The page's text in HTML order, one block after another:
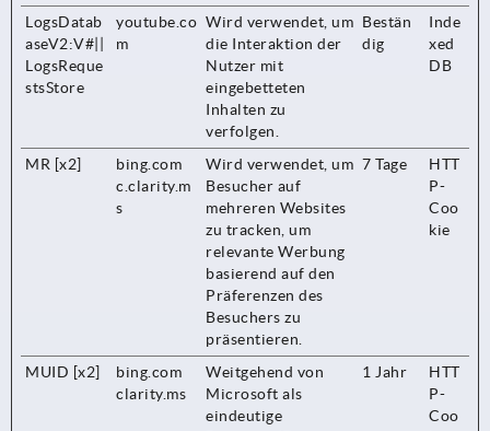
LogsDatab
aseV2:V#||
LogsReque
stsStore
youtube.co
m
Wird verwendet, um
die Interaktion der
Nutzer mit
eingebetteten
Inhalten zu
verfolgen.
Bestän
dig
Inde
xed
DB
MR [x2]
bing.com
c.clarity.m
s
Wird verwendet, um
Besucher auf
mehreren Websites
zu tracken, um
relevante Werbung
basierend auf den
Präferenzen des
Besuchers zu
präsentieren.
7 Tage
HTT
P-
Coo
kie
MUID [x2]
bing.com
clarity.ms
Weitgehend von
Microsoft als
eindeutige
1 Jahr
HTT
P-
Coo